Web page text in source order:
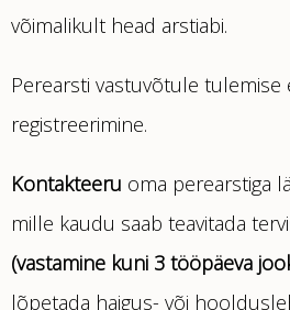
võimalikult head arstiabi.
Perearsti vastuvõtule
registreerimine.
Kontakteeru oma perearstiga
mille kaudu saab teavitada
(vastamine kuni 3 tööpäeva
lõpetada haigus- või